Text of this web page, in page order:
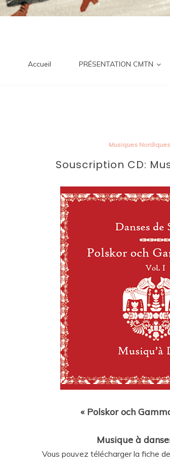
Accueil PRÉSENTATION CMTN
Musiques
Souscription CD:
« Polskor och
Musique à
Vous pouvez télécharger la fiche